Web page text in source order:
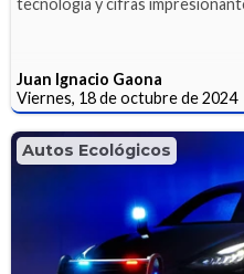
tecnología y cifras
Juan Ignacio Gaona
Viernes, 18 de octubre de 2024
Autos Ecológicos